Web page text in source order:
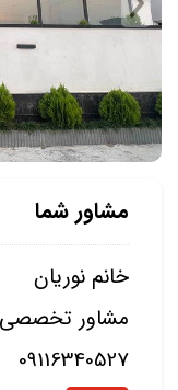
مشاور شما
خانم نوریان
مشاور تخصصی
09116340527